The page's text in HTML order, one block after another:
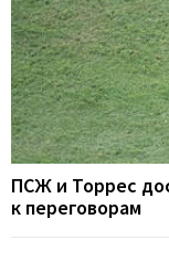
ПСЖ и Торрес
к переговорам